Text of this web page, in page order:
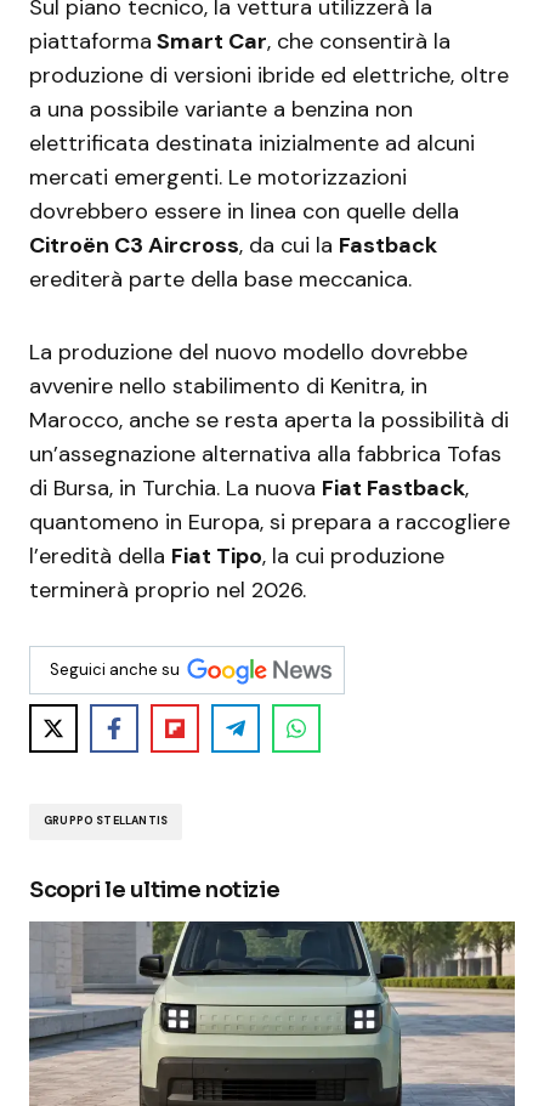
Sul piano tecnico, la vettura utilizzerà la
piattaforma Smart Car, che consentirà la
produzione di versioni ibride ed elettriche, oltre
a una possibile variante a benzina non
elettrificata destinata inizialmente ad alcuni
mercati emergenti. Le motorizzazioni
dovrebbero essere in linea con quelle della
Citroën C3 Aircross, da cui la Fastback
erediterà parte della base meccanica.
La produzione del nuovo modello dovrebbe
avvenire nello stabilimento di Kenitra, in
Marocco, anche se resta aperta la possibilità di
un’assegnazione alternativa alla fabbrica Tofas
di Bursa, in Turchia. La nuova Fiat Fastback,
quantomeno in Europa, si prepara a raccogliere
l’eredità della Fiat Tipo, la cui produzione
terminerà proprio nel 2026.
Seguici anche su
GRUPPO STELLANTIS
Scopri le ultime notizie